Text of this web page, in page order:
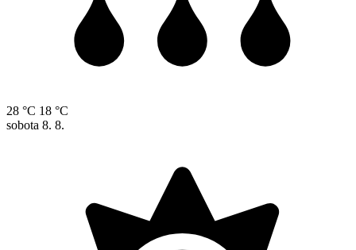
28 °C 18 °C
sobota 8. 8.